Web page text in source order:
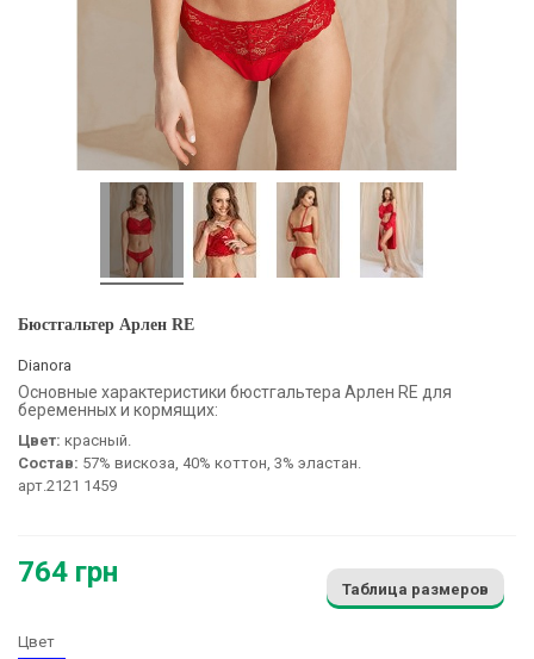
Бюстгальтер Арлен RE
Dianora
Основные характеристики бюстгальтера Арлен RE для
беременных и кормящих:
Цвет: красный.
Состав: 57% вискоза, 40% коттон, 3% эластан.
арт.2121 1459
764 грн
Таблица размеров
Цвет